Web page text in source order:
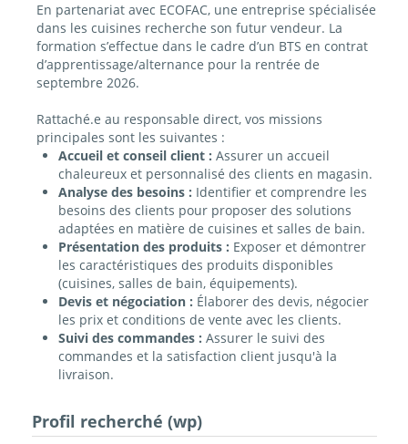
En partenariat avec ECOFAC, une entreprise spécialisée
dans les cuisines recherche son futur vendeur. La
formation s’effectue dans le cadre d’un BTS en contrat
d’apprentissage/alternance pour la rentrée de
septembre 2026.
Rattaché.e au responsable direct, vos missions
principales sont les suivantes :
Accueil et conseil client : Assurer un accueil
chaleureux et personnalisé des clients en magasin.
Analyse des besoins : Identifier et comprendre les
besoins des clients pour proposer des solutions
adaptées en matière de cuisines et salles de bain.
Présentation des produits : Exposer et démontrer
les caractéristiques des produits disponibles
(cuisines, salles de bain, équipements).
Devis et négociation : Élaborer des devis, négocier
les prix et conditions de vente avec les clients.
Suivi des commandes : Assurer le suivi des
commandes et la satisfaction client jusqu'à la
livraison.
Profil recherché (wp)